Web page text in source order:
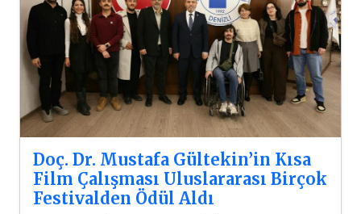
Doç. Dr. Mustafa Gültekin’in Kısa
Film Çalışması Uluslararası Birçok
Festivalden Ödül Aldı